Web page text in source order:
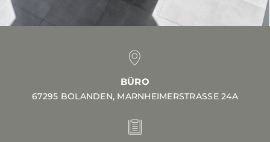
BÜRO
67295 BOLANDEN, MARNHEIMERSTRASSE 24A